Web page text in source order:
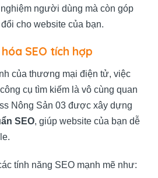
người dùng mà còn góp
cho website của bạn.
SEO tích hợp
của thương mại điện tử, việc
cụ tìm kiếm là vô cùng quan
Nông Sản 03 được xây dựng
SEO, giúp website của bạn dễ
tính năng SEO mạnh mẽ như: